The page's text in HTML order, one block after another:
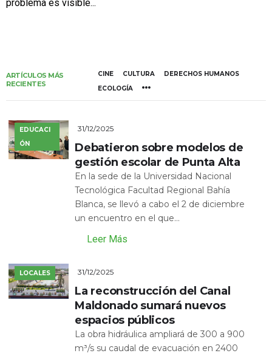
problema es visible...
ARTÍCULOS MÁS
RECIENTES
CINE CULTURA
DERECHOS HUMANOS
ECOLOGÍA
EDUCACI
ÓN
31/12/2025
Debatieron sobre modelos de
gestión escolar de Punta Alta
En la sede de la Universidad Nacional
Tecnológica Facultad Regional Bahía
Blanca, se llevó a cabo el 2 de diciembre
un encuentro en el que...
Leer Más
LOCALES 31/12/2025
La reconstrucción del Canal
Maldonado sumará nuevos
espacios públicos
La obra hidráulica ampliará de 300 a 900
m³/s su caudal de evacuación en 2400